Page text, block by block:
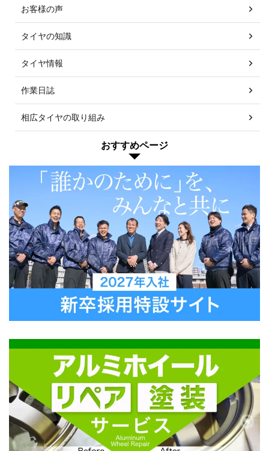
お客様の声
タイヤの知識
タイヤ情報
作業日誌
相広タイヤの取り組み
おすすめページ